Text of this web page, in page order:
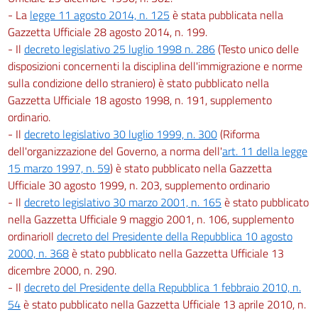
- La legge 11 agosto 2014, n. 125 è stata pubblicata nella
Gazzetta Ufficiale 28 agosto 2014, n. 199.
- Il decreto legislativo 25 luglio 1998 n. 286(Testo unico delle
disposizioni concernenti la disciplina dell'immigrazione e norme
sulla condizione dello straniero) è stato pubblicato nella
Gazzetta Ufficiale 18 agosto 1998, n. 191, supplemento
ordinario.
- Il decreto legislativo 30 luglio 1999, n. 300(Riforma
dell'organizzazione del Governo, a norma dell'art. 11 della legge
15 marzo 1997, n. 59) è stato pubblicato nella Gazzetta
Ufficiale 30 agosto 1999, n. 203, supplemento ordinario
- Il decreto legislativo 30 marzo 2001, n. 165 è stato pubblicato
nella Gazzetta Ufficiale 9 maggio 2001, n. 106, supplemento
ordinarioIl decreto del Presidente della Repubblica 10 agosto
2000, n. 368è stato pubblicato nella Gazzetta Ufficiale 13
dicembre 2000, n. 290.
- Il decreto del Presidente della Repubblica 1 febbraio 2010, n.
54è stato pubblicato nella Gazzetta Ufficiale 13 aprile 2010, n.